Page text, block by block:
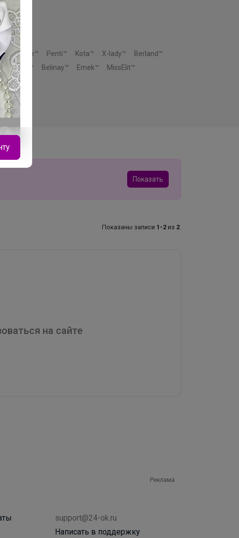
Orkide™ Penti™ Kota™ X-lady™
Berland™
Pijamoni™ Belinay™ Emek™ MissElit™
Показать
Показаны записи 1-2 из 2
на сайте
Реклама
support@24-ok.ru
Написать в поддержку